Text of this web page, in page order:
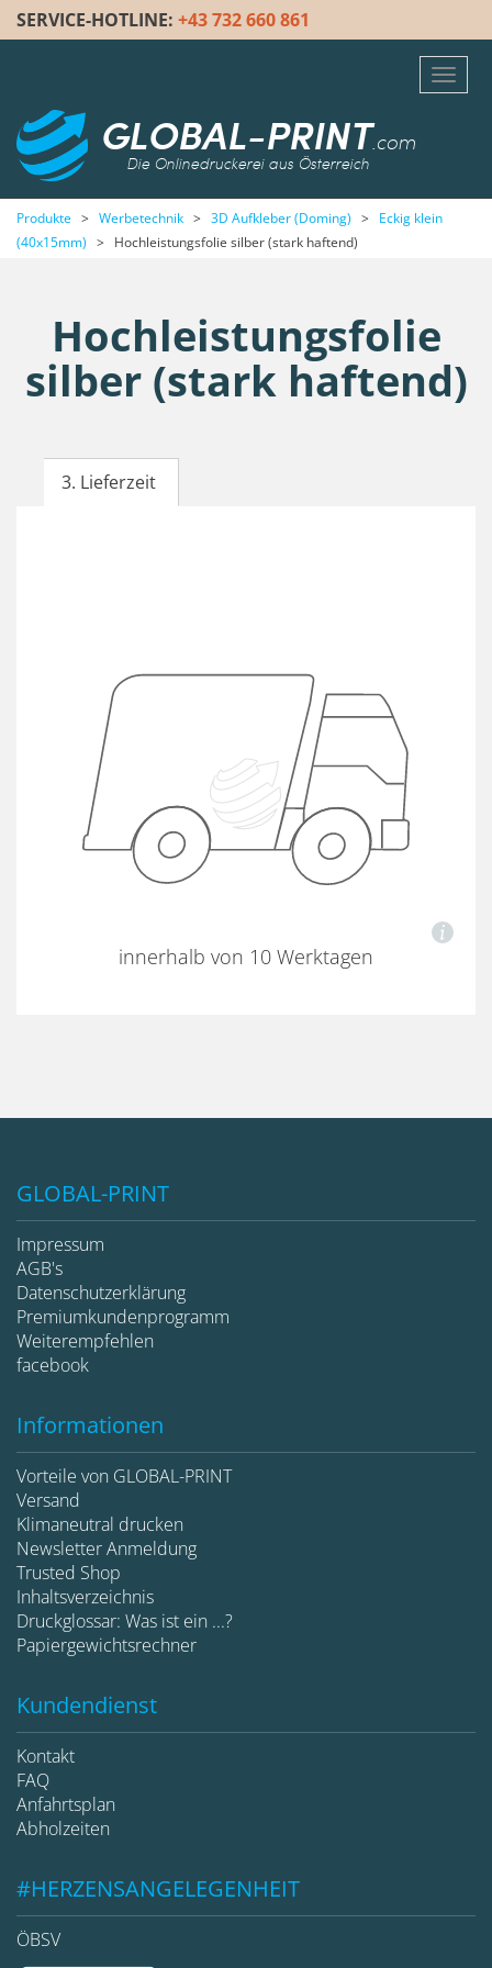
SERVICE-HOTLINE: +43 732 660 861
GLOBAL-PRINT.com
Die Onlinedruckerei aus Österreich
Produkte > Werbetechnik > 3D Aufkleber (Doming) >
Eckig klein
(40x15mm) > Hochleistungsfolie silber (stark haftend)
Hochleistungsfolie
silber (stark haftend)
3. Lieferzeit
innerhalb von 10 Werktagen
GLOBAL-PRINT
Impressum
AGB's
Datenschutzerklärung
Premiumkundenprogramm
Weiterempfehlen
facebook
Informationen
Vorteile von GLOBAL-PRINT
Versand
Klimaneutral drucken
Newsletter Anmeldung
Trusted Shop
Inhaltsverzeichnis
Druckglossar: Was ist ein ...?
Papiergewichtsrechner
Kundendienst
Kontakt
FAQ
Anfahrtsplan
Abholzeiten
#HERZENSANGELEGENHEIT
ÖBSV